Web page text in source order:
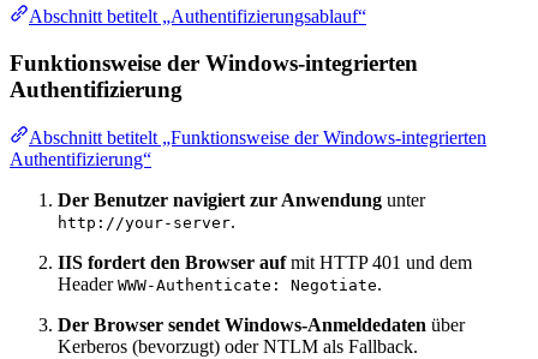
Abschnitt betitelt „Authentifizierungsablauf“
Funktionsweise der Windows-integrierten
Authentifizierung
Abschnitt betitelt „Funktionsweise der Windows-integrierten
Authentifizierung“
Der Benutzer navigiert zur Anwendung unter
http://your-server.
IIS fordert den Browser aufmit HTTP 401 und dem
Header WWW-Authenticate: Negotiate.
Der Browser sendet Windows-Anmeldedaten über
Kerberos (bevorzugt) oder NTLM als Fallback.